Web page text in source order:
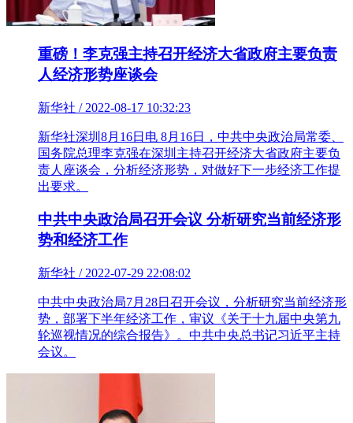
重磅！李克强主持召开经济大省政府主要负责
人经济形势座谈会
新华社 / 2022-08-17 10:32:23
新华社深圳8月16日电 8月16日，中共中央政治局常委、
国务院总理李克强在深圳主持召开经济大省政府主要负
责人座谈会，分析经济形势，对做好下一步经济工作提
出要求。
中共中央政治局召开会议 分析研究当前经济形
势和经济工作
新华社 / 2022-07-29 22:08:02
中共中央政治局7月28日召开会议，分析研究当前经济形
势，部署下半年经济工作，审议《关于十九届中央第九
轮巡视情况的综合报告》。中共中央总书记习近平主持
会议。